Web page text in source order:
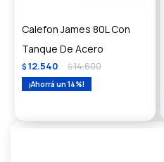
Calefon James 80L Con
Tanque De Acero
$ 12.540 $14.600
14